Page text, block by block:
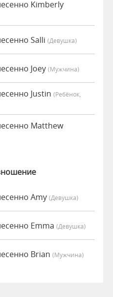
Kimberly
Salli (девушка)
Joey (мужчина)
Justin (Ребёнок,
Matthew
Amy (девушка)
Emma (девушка)
Brian (мужчина)